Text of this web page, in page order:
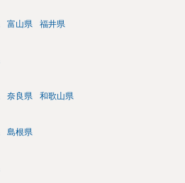
富山県 福井県
奈良県 和歌山県
島根県